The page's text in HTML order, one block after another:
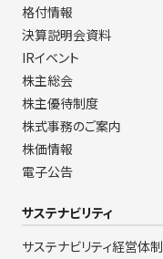
格付情報
決算説明会資料
IRイベント
株主総会
株主優待制度
株式事務のご案内
株価情報
電子公告
サステナビリティ
サステナビリティ経営体制